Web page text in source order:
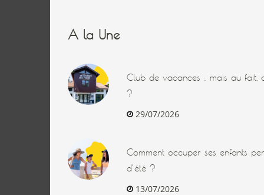
A la Une
Club de vacances : mais au fait,
?
29/07/2026
Comment occuper ses enfants
d’été ?
13/07/2026